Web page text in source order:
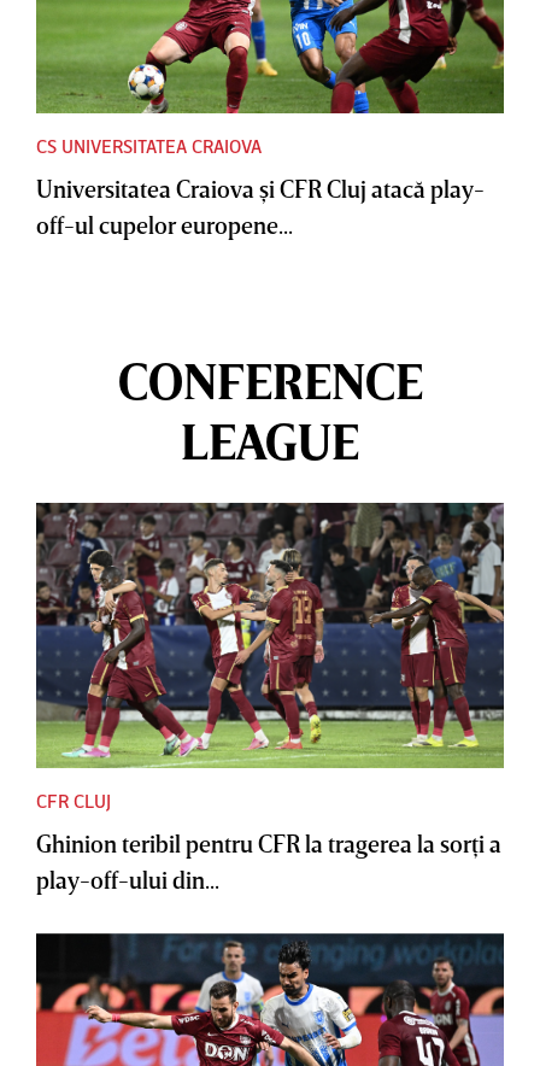
CS UNIVERSITATEA CRAIOVA
Universitatea Craiova şi CFR Cluj atacă play-
off-ul cupelor europene...
CONFERENCE
LEAGUE
CFR CLUJ
Ghinion teribil pentru CFR la tragerea la sorţi a
play-off-ului din...